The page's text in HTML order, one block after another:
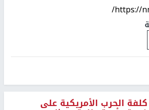
https://
كلفة الحرب الأمريكية على